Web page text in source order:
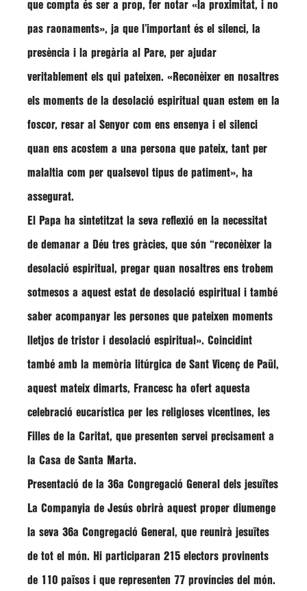
que compta és ser a prop, fer notar «la proximitat, i no
pas raonaments», ja que l’important és el silenci, la
presència i la pregària al Pare, per ajudar
veritablement els qui pateixen. «Reconèixer en nosaltres
els moments de la desolació espiritual quan estem en la
foscor, resar al Senyor com ens ensenya i el silenci
quan ens acostem a una persona que pateix, tant per
malaltia com per qualsevol tipus de patiment», ha
assegurat.
El Papa ha sintetitzat la seva reflexió en la necessitat
de demanar a Déu tres gràcies, que són “reconèixer la
desolació espiritual, pregar quan nosaltres ens trobem
sotmesos a aquest estat de desolació espiritual i també
saber acompanyar les persones que pateixen moments
lletjos de tristor i desolació espiritual». Coincidint
també amb la memòria litúrgica de Sant Vicenç de Paül,
aquest mateix dimarts, Francesc ha ofert aquesta
celebració eucarística per les religioses vicentines, les
Filles de la Caritat, que presenten servei precisament a
la Casa de Santa Marta.
Presentació de la 36a Congregació General dels jesuïtes
La Companyia de Jesús obrirà aquest proper diumenge
la seva 36a Congregació General, que reunirà jesuïtes
de tot el món. Hi participaran 215 electors provinents
de 110 països i que representen 77 províncies del món.